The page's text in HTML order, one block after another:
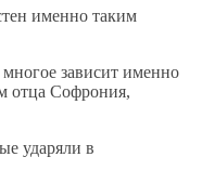
именно таким
зависит именно
отца Софрония,
ударяли в